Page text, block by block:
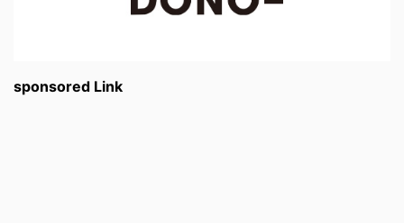
sponsored Link